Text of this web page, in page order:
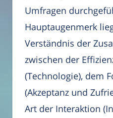
Umfragen
Hauptaugenmerk
Verständnis der
zwischen der
(Technologie), dem
(Akzeptanz und
Art der Interaktion